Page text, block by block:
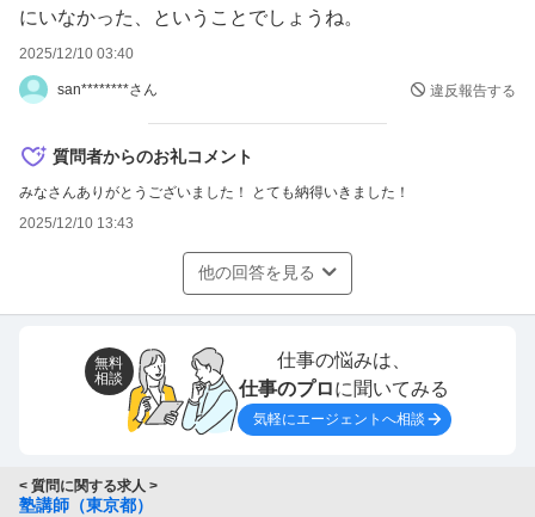
にいなかった、ということでしょうね。
2025/12/10 03:40
san********さん 違反報告する
質問者からのお礼コメント
みなさんありがとうございました！ とても納得いきました！
2025/12/10 13:43
他の回答を見る
無料
相談
仕事の悩みは、
仕事のプロに聞いてみる
気軽にエージェントへ相談
< 質問に関する求人 >
塾講師（東京都）